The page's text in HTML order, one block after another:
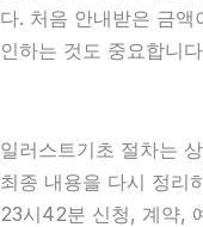
다. 처음 안내받은 금
인하는 것도 중요합니
일러스트기초 절차는
최종 내용을 다시 정리
23시42분 신청, 계약,